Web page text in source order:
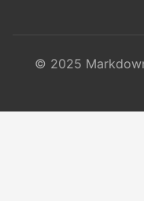
© 2025